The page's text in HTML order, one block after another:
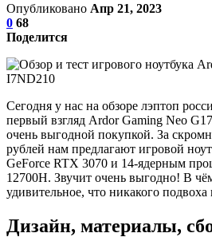
Опубликовано Апр 21, 2023
0 68
Поделится
Сегодня у нас на обзоре лэптоп
первый взгляд Ardor Gaming Neo
очень выгодной покупкой. За
рублей нам предлагают игровой
GeForce RTX 3070 и 14-ядерным
12700H. Звучит очень выгодно! В
удивительное, что никакого подвоха
Дизайн, материалы,